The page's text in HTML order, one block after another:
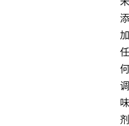
添
加
任
何
调
味
剂